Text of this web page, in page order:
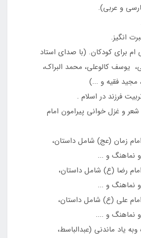
و عربي).
انگيز.
براي کودکان. (با صداي استاد
يوسف کالوعلي، محمد البراک،
مجيد فقيه و ...)
و غزل خواني پيرامون امام
زمان (عج) شامل داستان،
نماهنگ و ...
رضا (ع) شامل داستان،
نماهنگ و ...
علي (ع) شامل داستان،
نماهنگ و ....
ياد ماندني (عبدالباسط،